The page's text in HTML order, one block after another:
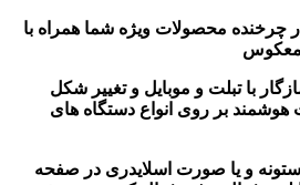
چرخنده محصولات ویژه شما همراه با
معکوس
با تبلت و موبایل و تغییر شکل
بر روی انواع دستگاه های
و یا صورت اسلایدری در صفحه